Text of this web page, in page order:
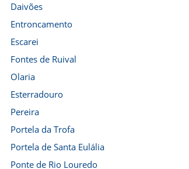
Daivões
Entroncamento
Escarei
Fontes de Ruival
Olaria
Esterradouro
Pereira
Portela da Trofa
Portela de Santa Eulália
Ponte de Rio Louredo